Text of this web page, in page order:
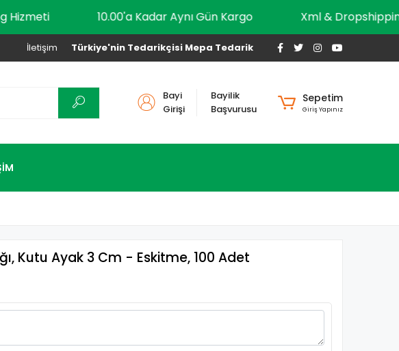
Hizmeti 10.00'a Kadar Aynı Gün Kargo Xml &
Türkiye'nin Tedarikçisi Mepa Tedarik
İletişim
Bayi
Girişi
Bayilik
Başvurusu
Sepetim
Giriş Yapınız
Kutu Ayak 3 Cm - Eskitme, 100 Adet